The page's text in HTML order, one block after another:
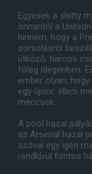
Egyesek a shitty
onnantól a
hinném, hogy a
sorsolásról
ütközõ, harcos
fõleg idegenben.
ember olyan,
egy újonc elleni
meccsek.
A pool hazai
az Arsenal hazai
szóval egy igen
rendkívül fontos